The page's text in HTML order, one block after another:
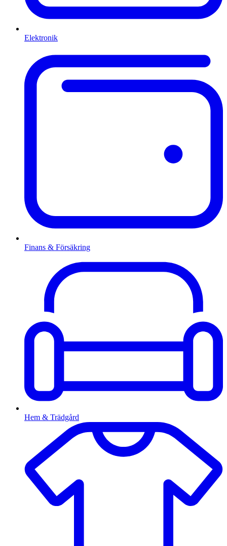
Elektronik
Finans & Försäkring
Hem & Trädgård